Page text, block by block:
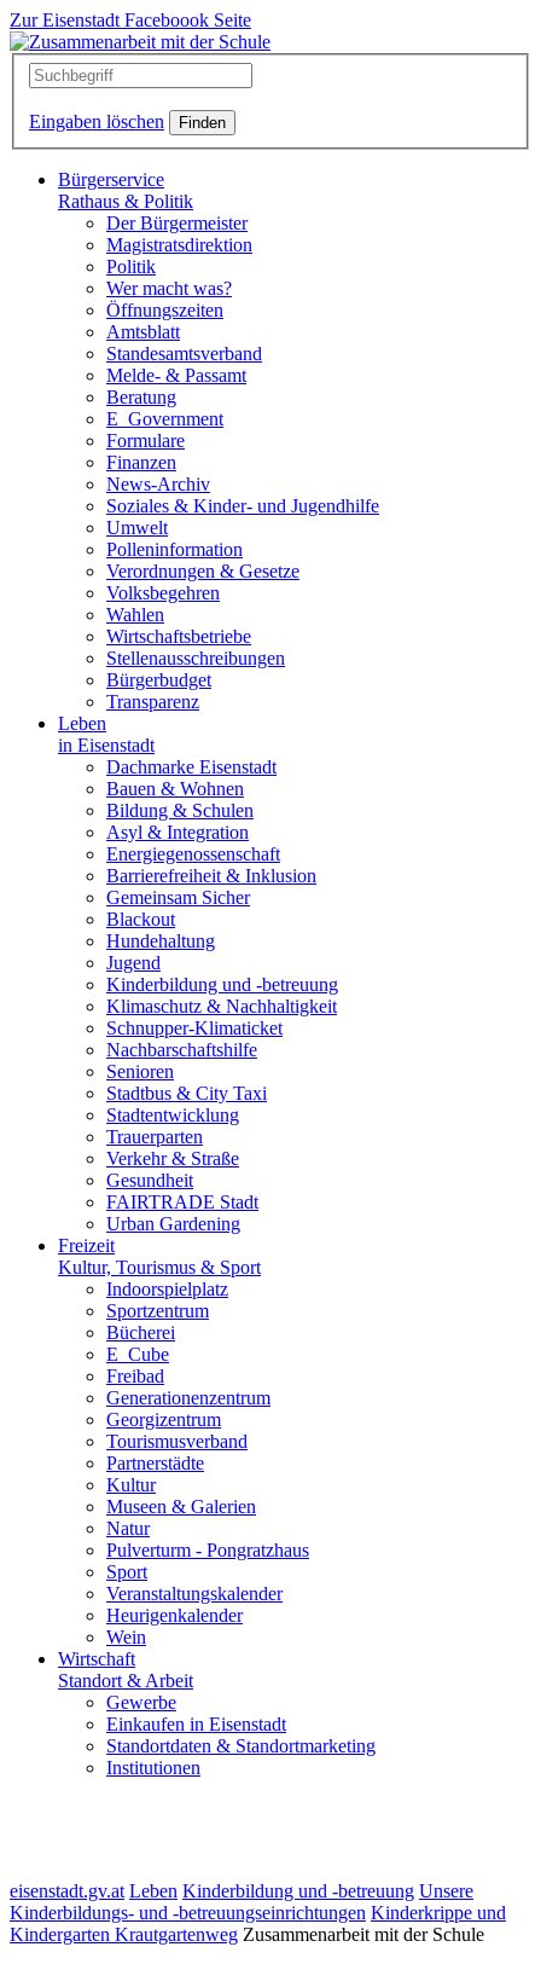
Zur Eisenstadt Faceboook Seite
Eingaben löschen
Bürgerservice
Rathaus & Politik
Der Bürgermeister
Magistratsdirektion
Politik
Wer macht was?
Öffnungszeiten
Amtsblatt
Standesamtsverband
Melde- & Passamt
Beratung
E_Government
Formulare
Finanzen
News-Archiv
Soziales & Kinder- und Jugendhilfe
Umwelt
Polleninformation
Verordnungen & Gesetze
Volksbegehren
Wahlen
Wirtschaftsbetriebe
Stellenausschreibungen
Bürgerbudget
Transparenz
Leben
in Eisenstadt
Dachmarke Eisenstadt
Bauen & Wohnen
Bildung & Schulen
Asyl & Integration
Energiegenossenschaft
Barrierefreiheit & Inklusion
Gemeinsam Sicher
Blackout
Hundehaltung
Jugend
Kinderbildung und -betreuung
Klimaschutz & Nachhaltigkeit
Schnupper-Klimaticket
Nachbarschaftshilfe
Senioren
Stadtbus & City Taxi
Stadtentwicklung
Trauerparten
Verkehr & Straße
Gesundheit
FAIRTRADE Stadt
Urban Gardening
Freizeit
Kultur, Tourismus & Sport
Indoorspielplatz
Sportzentrum
Bücherei
E_Cube
Freibad
Generationenzentrum
Georgizentrum
Tourismusverband
Partnerstädte
Kultur
Museen & Galerien
Natur
Pulverturm - Pongratzhaus
Sport
Veranstaltungskalender
Heurigenkalender
Wein
Wirtschaft
Standort & Arbeit
Gewerbe
Einkaufen in Eisenstadt
Standortdaten & Standortmarketing
Institutionen
eisenstadt.gv.at Leben Kinderbildung und -betreuung Unsere
Kinderbildungs- und -betreuungseinrichtungen Kinderkrippe und
Kindergarten Krautgartenweg Zusammenarbeit mit der Schule